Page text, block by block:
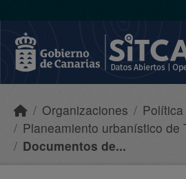
Organizaciones
Planeamiento urbanístico de
Documentos de...